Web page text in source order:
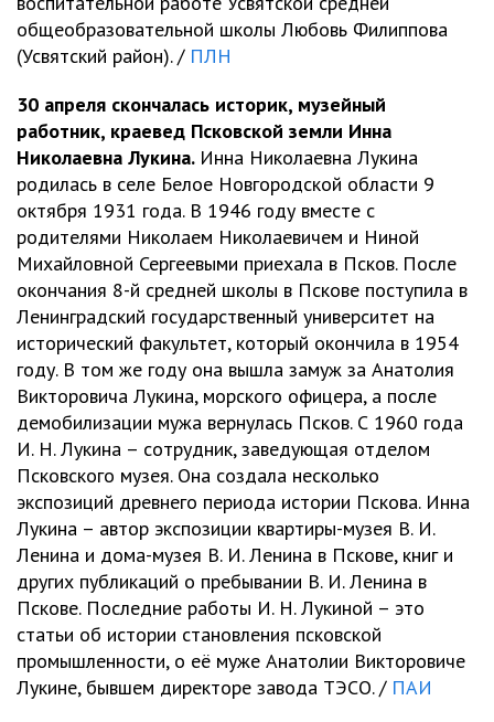
общеобразовательной школы Любовь Филиппова
(Усвятский район). / ПЛН
30 апреля скончалась историк, музейный
работник, краевед Псковской земли Инна
Николаевна Лукина. Инна Николаевна Лукина
родилась в селе Белое Новгородской области 9
октября 1931 года. В 1946 году вместе с
родителями Николаем Николаевичем и Ниной
Михайловной Сергеевыми приехала в Псков. После
окончания 8-й средней школы в Пскове поступила в
Ленинградский государственный университет на
исторический факультет, который окончила в 1954
году. В том же году она вышла замуж за Анатолия
Викторовича Лукина, морского офицера, а после
демобилизации мужа вернулась Псков. С 1960 года
И. Н. Лукина – сотрудник, заведующая отделом
Псковского музея. Она создала несколько
экспозиций древнего периода истории Пскова. Инна
Лукина – автор экспозиции квартиры-музея В. И.
Ленина и дома-музея В. И. Ленина в Пскове, книг и
других публикаций о пребывании В. И. Ленина в
Пскове. Последние работы И. Н. Лукиной – это
статьи об истории становления псковской
промышленности, о её муже Анатолии Викторовиче
Лукине, бывшем директоре завода ТЭСО. / ПАИ